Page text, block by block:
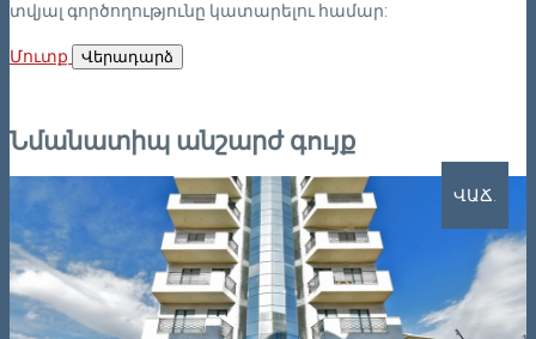
տվյալ գործողությունը կատարելու համար:
Մուտք Վերադարձ
Նմանատիպ անշարժ գույք
ՎԱՃ.